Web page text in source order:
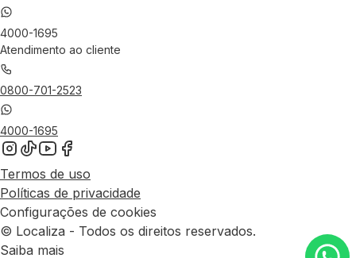
4000-1695
Atendimento ao cliente
0800-701-2523
4000-1695
Termos de uso
Políticas de privacidade
Configurações de cookies
© Localiza - Todos os direitos reservados.
Saiba mais